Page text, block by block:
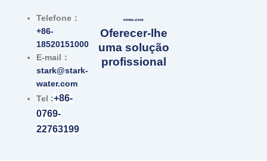
Telefone：
+86-
18520151000
E-mail：
stark@stark-
water.com
Tel :+86-
0769-
22763199
Oferecer-lhe
uma solução
profissional